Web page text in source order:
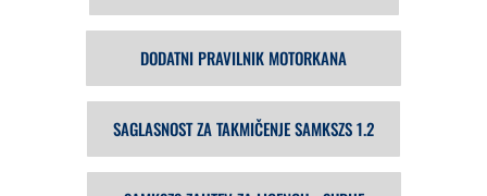
DODATNI PRAVILNIK MOTORKANA
SAGLASNOST ZA LICENCU SAMKSZS 1.2
SAGLASNOST ZA TAKMIČENJE SAMKSZS 1.2